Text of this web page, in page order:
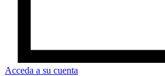
Acceda a su cuenta